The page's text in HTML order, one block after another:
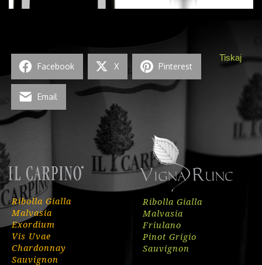
Tiskaj
Facebook X Pinterest
Email
Ribolla Gialla
Malvasia
Exordium
Vis Uvae
Chardonnay
Sauvignon
Ribolla Gialla
Malvasia
Friulano
Pinot Grigio
Sauvignon